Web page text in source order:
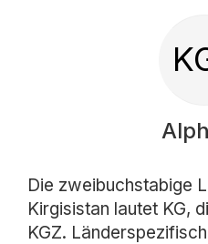
Die zweibuchstabige
Kirgisistan lautet KG,
KGZ.